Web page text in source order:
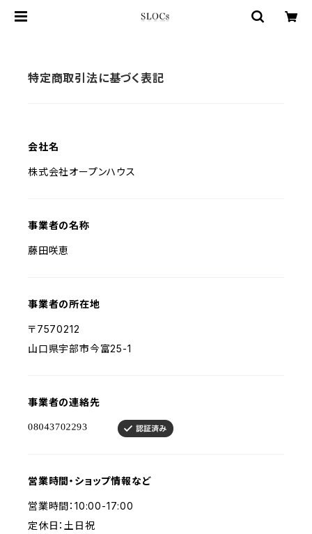
特定商取引法に基づく表記
会社名
株式会社オープンハウス
事業者の名称
藤田咲恵
事業者の所在地
〒7570212
山口県宇部市今富25-1
事業者の連絡先
営業時間・ショップ情報など
営業時間：10:00-17:00
定休日：土日祝